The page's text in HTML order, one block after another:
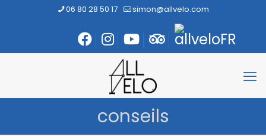
06 80 28 50 17 simon@allvelo.com
conseils